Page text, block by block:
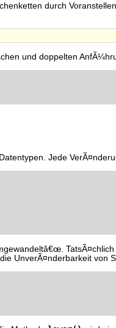
durch
und doppelten
Jede
TatsÃ¤chlich
UnverÃ¤nderbarkeit von